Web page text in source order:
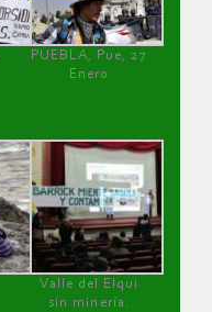
PUEBLA, Pue, 27
Enero
Valle del Elqui
sin minería.